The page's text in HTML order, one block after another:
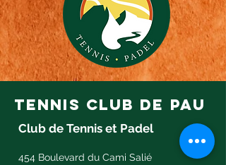
tennis club de pau
Club de Tennis et Padel
454 Boulevard du Cami Salié